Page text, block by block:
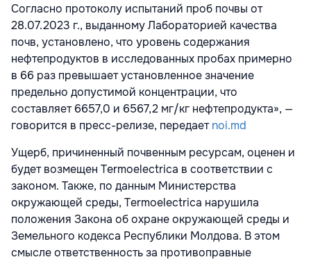
Согласно протоколу испытаний проб почвы от
28.07.2023 г., выданному Лабораторией качества
почв, установлено, что уровень содержания
нефтепродуктов в исследованных пробах примерно
в 66 раз превышает установленное значение
предельно допустимой концентрации, что
составляет 6657,0 и 6567,2 мг/кг нефтепродукта», —
говорится в пресс-релизе, передаетnoi.md
Ущерб, причиненный почвенным ресурсам, оценен и
будет возмещен Termoelectrica в соответствии с
законом. Также, по данным Министерства
окружающей среды, Termoelectrica нарушила
положения Закона об охране окружающей среды и
Земельного кодекса Республики Молдова. В этом
смысле ответственность за противоправные